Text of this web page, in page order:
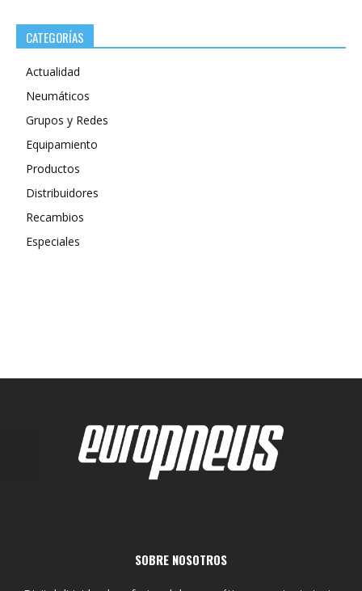
CATEGORÍAS
Actualidad
Neumáticos
Grupos y Redes
Equipamiento
Productos
Distribuidores
Recambios
Especiales
SOBRE NOSOTROS